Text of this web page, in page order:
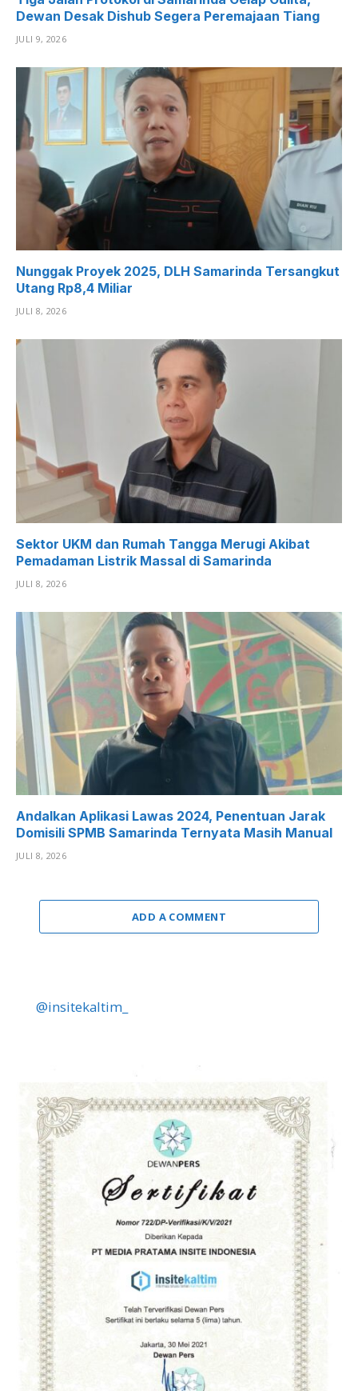
Dewan Desak Dishub Segera Peremajaan Tiang
JULI 9, 2026
Nunggak Proyek 2025, DLH Samarinda Tersangkut
Utang Rp8,4 Miliar
JULI 8, 2026
Sektor UKM dan Rumah Tangga Merugi Akibat
Pemadaman Listrik Massal di Samarinda
JULI 8, 2026
Andalkan Aplikasi Lawas 2024, Penentuan Jarak
Domisili SPMB Samarinda Ternyata Masih Manual
JULI 8, 2026
ADD A COMMENT
@insitekaltim_